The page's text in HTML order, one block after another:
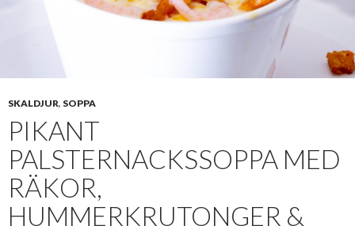
SKALDJUR, SOPPA
PIKANT
PALSTERNACKSSOPPA MED
RÄKOR,
HUMMERKRUTONGER &